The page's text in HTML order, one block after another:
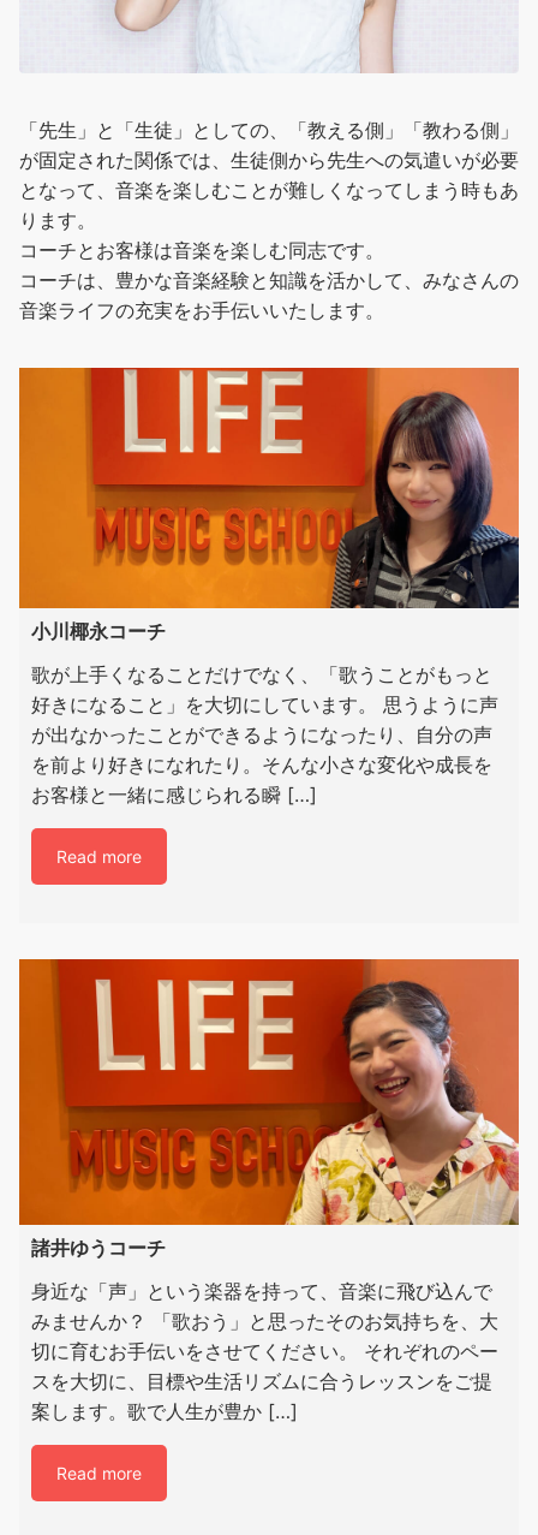
「先生」と「生徒」としての、「教える側」「教わる側」
が固定された関係では、生徒側から先生への気遣いが必要
となって、音楽を楽しむことが難しくなってしまう時もあ
ります。
コーチとお客様は音楽を楽しむ同志です。
コーチは、豊かな音楽経験と知識を活かして、みなさんの
音楽ライフの充実をお手伝いいたします。
小川椰永コーチ
歌が上手くなることだけでなく、「歌うことがもっと
好きになること」を大切にしています。 思うように声
が出なかったことができるようになったり、自分の声
を前より好きになれたり。そんな小さな変化や成長を
お客様と一緒に感じられる瞬 […]
Read more
諸井ゆうコーチ
身近な「声」という楽器を持って、音楽に飛び込んで
みませんか？ 「歌おう」と思ったそのお気持ちを、大
切に育むお手伝いをさせてください。 それぞれのペー
スを大切に、目標や生活リズムに合うレッスンをご提
案します。歌で人生が豊か […]
Read more